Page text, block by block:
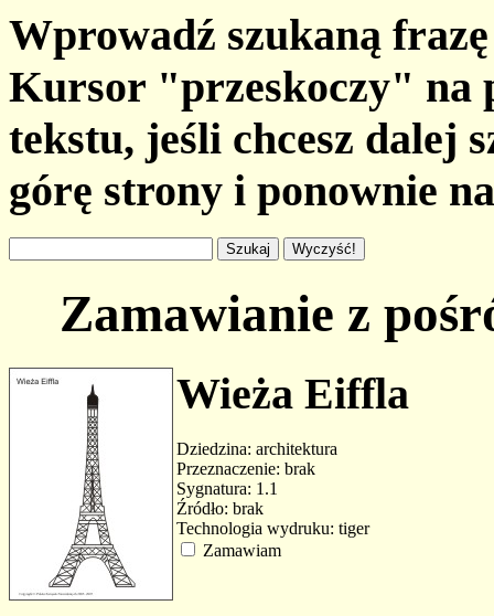
Wprowadź szukaną
Kursor "przeskoczy" na
tekstu, jeśli chcesz dalej
górę strony i ponownie
Zamawianie z
Wieża Eiffla
Dziedzina: architektura
Przeznaczenie: brak
Sygnatura: 1.1
Źródło: brak
Technologia wydruku: tiger
Zamawiam